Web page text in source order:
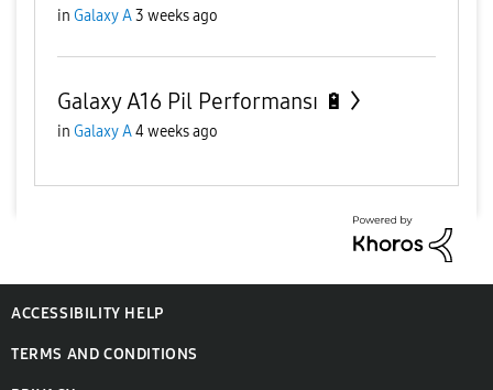
in Galaxy A3 weeks ago
Galaxy A16 Pil Performansı 🔋
in Galaxy A4 weeks ago
ACCESSIBILITY HELP
TERMS AND CONDITIONS